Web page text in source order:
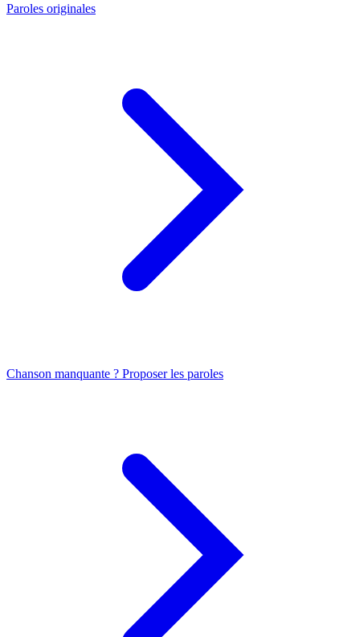
Paroles originales
Chanson manquante ? Proposer les paroles